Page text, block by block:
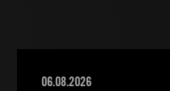
06.08.2026